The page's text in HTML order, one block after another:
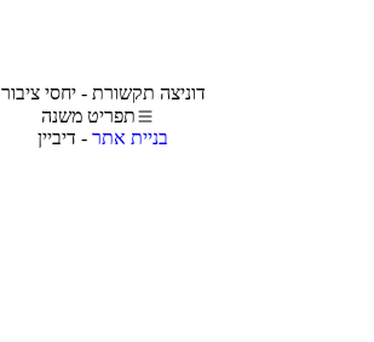
דוניצה תקשורת - יחסי ציבור
תפריט משנה
בניית אתר - דיביין